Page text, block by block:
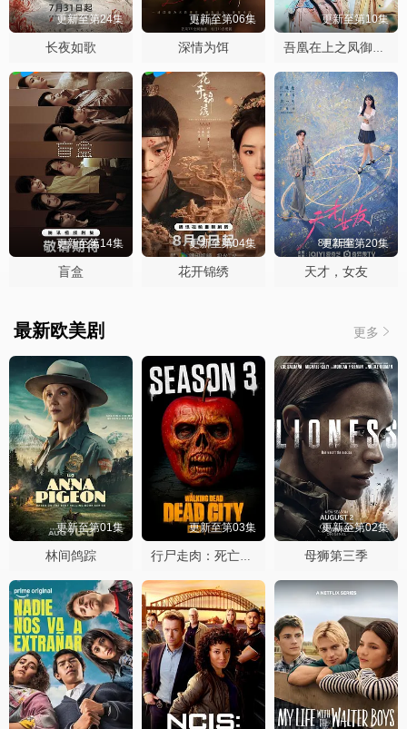
更新至第24集
长夜如歌
更新至第06集
深情为饵
更新至第10集
吾凰在上之凤御四方
更新至第14集
盲盒
更新至第04集
花开锦绣
更新至第20集
天才，女友
更多
最新欧美剧
更新至第01集
林间鸽踪
更新至第03集
行尸走肉：死亡之城第三季
更新至第02集
母狮第三季